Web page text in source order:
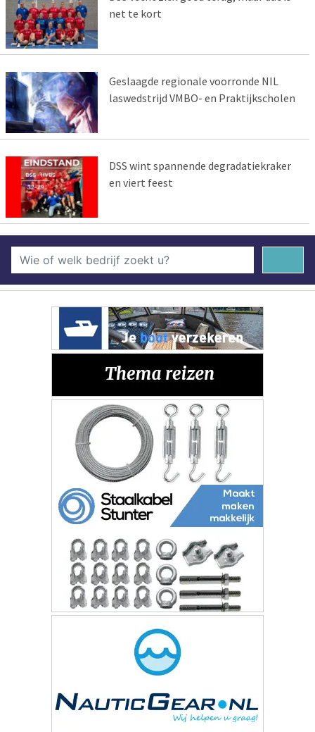
net te kort
Geslaagde regionale voorronde NIL
laswedstrijd VMBO- en Praktijkscholen
DSS wint spannende degradatiekraker
en viert feest